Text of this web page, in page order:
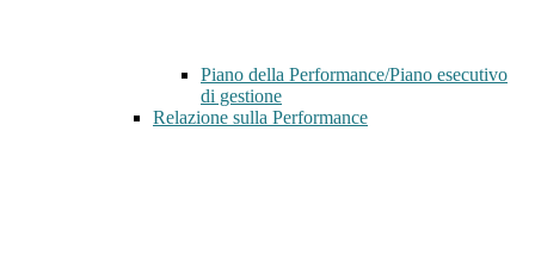
Piano della Performance/Piano esecutivo
di gestione
Relazione sulla Performance